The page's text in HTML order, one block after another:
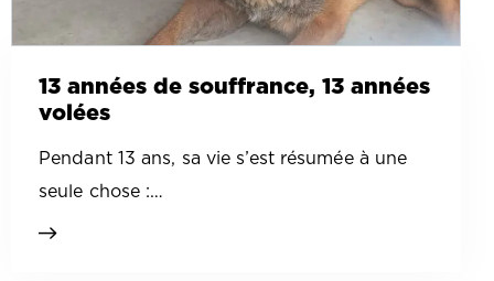
13 années de souffrance, 13 années
volées
Pendant 13 ans, sa vie s’est résumée à une
seule chose :…